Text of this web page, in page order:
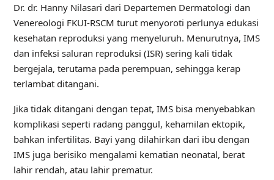
Dr. dr. Hanny Nilasari dari Departemen Dermatologi dan
Venereologi FKUI-RSCM turut menyoroti perlunya edukasi
kesehatan reproduksi yang menyeluruh. Menurutnya, IMS
dan infeksi saluran reproduksi (ISR) sering kali tidak
bergejala, terutama pada perempuan, sehingga kerap
terlambat ditangani.
Jika tidak ditangani dengan tepat, IMS bisa menyebabkan
komplikasi seperti radang panggul, kehamilan ektopik,
bahkan infertilitas. Bayi yang dilahirkan dari ibu dengan
IMS juga berisiko mengalami kematian neonatal, berat
lahir rendah, atau lahir prematur.